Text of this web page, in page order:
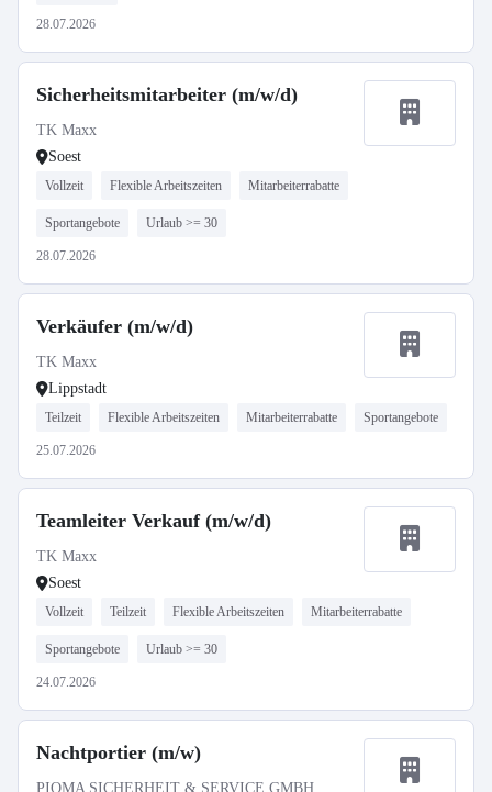
28.07.2026
Sicherheitsmitarbeiter (m/w/d)
TK Maxx
Soest
Vollzeit Flexible Arbeitszeiten Mitarbeiterrabatte
Sportangebote Urlaub >= 30
28.07.2026
Verkäufer (m/w/d)
TK Maxx
Lippstadt
Teilzeit Flexible Arbeitszeiten Mitarbeiterrabatte Sportangebote
25.07.2026
Teamleiter Verkauf (m/w/d)
TK Maxx
Soest
Vollzeit Teilzeit Flexible Arbeitszeiten Mitarbeiterrabatte
Sportangebote Urlaub >= 30
24.07.2026
Nachtportier (m/w)
PIQMA SICHERHEIT & SERVICE GMBH